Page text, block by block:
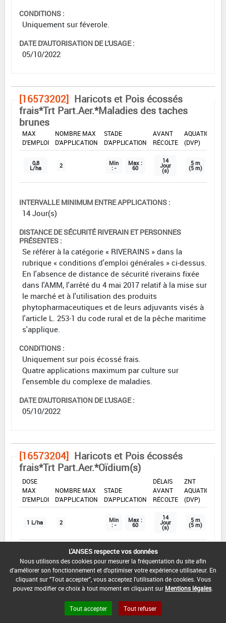
CONDITIONS :
Uniquement sur féverole.
DATE D'AUTORISATION DE L'USAGE :
05/10/2022
[16573202] Haricots et Pois écossés
frais*Trt Part.Aer.*Maladies des taches
brunes
DOSE
MAX
D'EMPLOI
NOMBRE MAX
D'APPLICATION
STADE
D'APPLICATION
AVANT
RÉCOLTE
AQUATIQUE
(DVP)
0,8
L/ha 2 Min
: -
Max :
60
14
Jour
(s)
5 m
(5 m)
INTERVALLE MINIMUM ENTRE APPLICATIONS :
14 Jour(s)
DISTANCE DE SÉCURITÉ RIVERAIN ET PERSONNES
PRÉSENTES :
Se référer à la catégorie « RIVERAINS » dans la
rubrique « conditions d'emploi générales » ci-dessus.
En l'absence de distance de sécurité riverains fixée
dans l'AMM, l'arrêté du 4 mai 2017 relatif à la mise sur
le marché et à l'utilisation des produits
phytopharmaceutiques et de leurs adjuvants visés à
l'article L. 253-1 du code rural et de la pêche maritime
s'applique.
CONDITIONS :
Uniquement sur pois écossé frais.
Quatre applications maximum par culture sur
l'ensemble du complexe de maladies.
DATE D'AUTORISATION DE L'USAGE :
05/10/2022
[16573204] Haricots et Pois écossés
frais*Trt Part.Aer.*Oïdium(s)
DOSE
MAX
D'EMPLOI
NOMBRE MAX
D'APPLICATION
STADE
D'APPLICATION
DÉLAIS
AVANT
RÉCOLTE
ZNT
AQUATIQUE
(DVP)
1 L/ha 2 Min
: -
Max :
60
14
Jour
(s)
5 m
(5 m)
INTERVALLE MINIMUM ENTRE APPLICATIONS :
14 Jour(s)
DISTANCE DE SÉCURITÉ RIVERAIN ET PERSONNES
Se référer à la catégorie « RIVERAINS » dans la
L'ANSES respecte vos données
Nous utilisons des cookies pour mesurer la fréquentation du site afin
d'améliorer son fonctionnement et d'optimiser votre expérience utilisateur. En
cliquant sur "Tout accepter", vous acceptez l'utilisation de cookies. Vous
pouvez modifier ce choix à tout moment en cliquant sur Mentions légales
Tout accepter Tout refuser